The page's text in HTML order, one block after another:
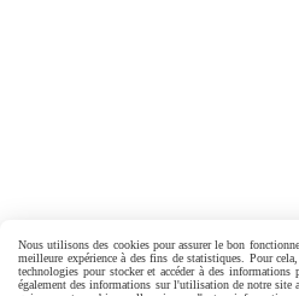
Nous utilisons des cookies pour assurer le bon
meilleure expérience à des fins de statistiques. Pour
technologies pour stocker et accéder à des
également des informations sur l'utilisation de notre site